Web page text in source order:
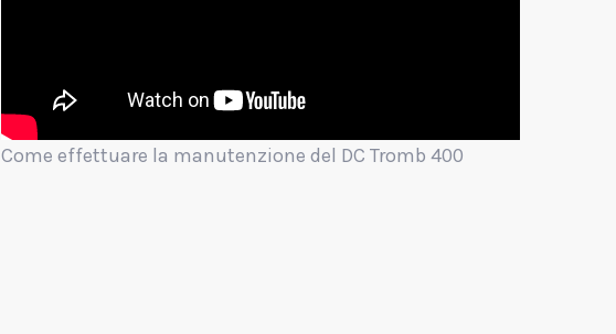
Come effettuare la manutenzione del DC Tromb 400